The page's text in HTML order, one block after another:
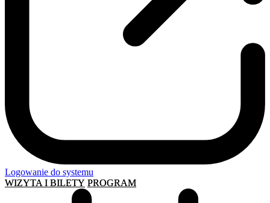
Logowanie do systemu
WIZYTA I BILETY PROGRAM